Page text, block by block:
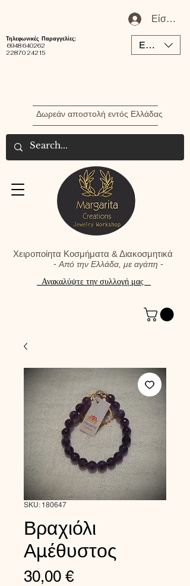
Δωρεάν αποστολή εντός Ελλάδας
EUR (€)
Τηλεφωνικές Παραγγελίες:
6948 640262
22870 24215
Ανακαλύψτε την συλλογή μας
Χειροποίητα Κοσμήματα & Διακοσμητικά
- Από την Ελλάδα, με αγάπη -
SKU: 180647
Βραχιόλι
Αμέθυστος
30,00 €Τιμή